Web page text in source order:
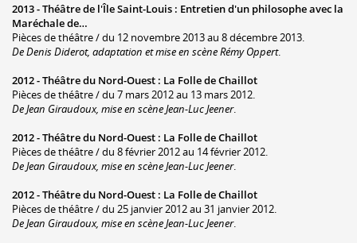
2013 -Théâtre de l'Île Saint-Louis : Entretien d'un philosophe avec la
Maréchale de…
Pièces de théâtre / du 12 novembre 2013 au 8 décembre 2013.
De Denis Diderot, adaptation et mise en scène Rémy Oppert.
2012 -Théâtre du Nord-Ouest : La Folle de Chaillot
Pièces de théâtre / du 7 mars 2012 au 13 mars 2012.
De Jean Giraudoux, mise en scène Jean-Luc Jeener.
2012 -Théâtre du Nord-Ouest : La Folle de Chaillot
Pièces de théâtre / du 8 février 2012 au 14 février 2012.
De Jean Giraudoux, mise en scène Jean-Luc Jeener.
2012 -Théâtre du Nord-Ouest : La Folle de Chaillot
Pièces de théâtre / du 25 janvier 2012 au 31 janvier 2012.
De Jean Giraudoux, mise en scène Jean-Luc Jeener.